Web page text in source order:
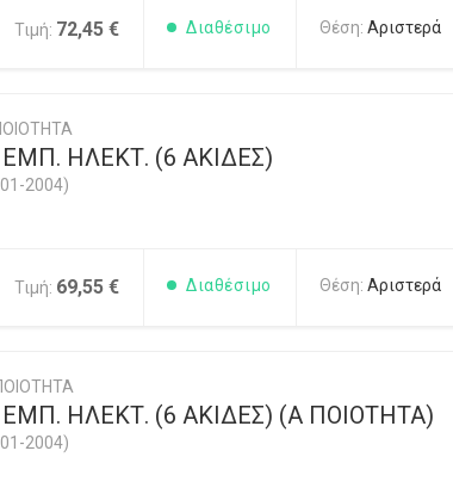
Τιμή: 72,45 € Διαθέσιμο Θέση: Αριστερά
ΗΛΕΚΤ. (6 ΑΚΙΔΕΣ)
2004)
Τιμή: 69,55 € Διαθέσιμο Θέση: Αριστερά
ΗΛΕΚΤ. (6 ΑΚΙΔΕΣ) (Α ΠΟΙΟΤΗΤΑ)
2004)